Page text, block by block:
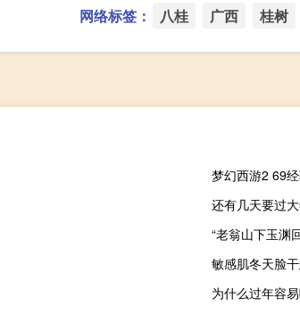
网络标签： 八桂 广西 桂树
梦幻西游2 69
还有几天要过
“老翁山下玉渊
敏感肌冬天脸
为什么过年容